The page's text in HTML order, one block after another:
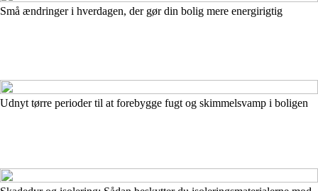
Små ændringer i hverdagen, der gør din bolig mere energirigtig
Udnyt tørre perioder til at forebygge fugt og skimmelsvamp i boligen